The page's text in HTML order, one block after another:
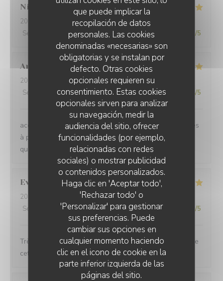
que puede implicar la
recopilación de datos
personales. Las cookies
denominadas «necesarias» son
obligatorias y se instalan por
defecto. Otras cookies
opcionales requieren su
consentimiento. Estas cookies
opcionales sirven para analizar
su navegación, medir la
audiencia del sitio, ofrecer
funcionalidades (por ejemplo,
relacionadas con redes
sociales) o mostrar publicidad
o contenidos personalizados.
Haga clic en 'Aceptar todo',
'Rechazar todo' o
'Personalizar' para gestionar
sus preferencias. Puede
cambiar sus opciones en
cualquier momento haciendo
clic en el icono de cookie en la
parte inferior izquierda de las
páginas del sitio.
Nicolas
2026-07-28
- 19:45 - Invitados 7
Servicio
Ambiente: 5/5 Menú: 5/5 Calidad / Precio /5
Anne
2026-07-31
- 19:30 - Invitados 2
Servicio
/5 Ambiente: 4/5 Menú: 5/5 Calidad / Precio 4/5
accueil chaleureux, les galettes sont excellentes, dorées
à point, bien garnies salées ou sucrées. produits de
qualité! je recommande vivement cette adresse
Evan
2026-07-28
- 21:15 - Invitados 2
Servicio
Ambiente: 5/5 Menú: 4/5 Calidad / Precio /5
Très bien mangé. Le personnel adorable Je recommande
cette crêperie